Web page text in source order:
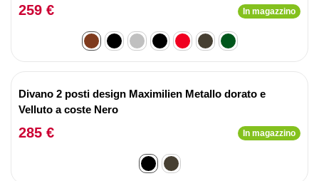
259 € In magazzino
Divano 2 posti design Maximilien Metallo dorato e
Velluto a coste Nero
285 € In magazzino